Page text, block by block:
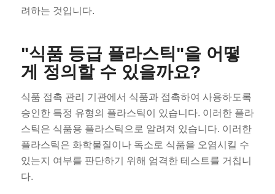
려하는 것입니다.
"식품 등급 플라스틱"을 어떻
게 정의할 수 있을까요?
식품 접촉 관리 기관에서 식품과 접촉하여 사용하도록
승인한 특정 유형의 플라스틱이 있습니다. 이러한 플라
스틱은 식품용 플라스틱으로 알려져 있습니다. 이러한
플라스틱은 화학물질이나 독소로 식품을 오염시킬 수
있는지 여부를 판단하기 위해 엄격한 테스트를 거칩니
다.